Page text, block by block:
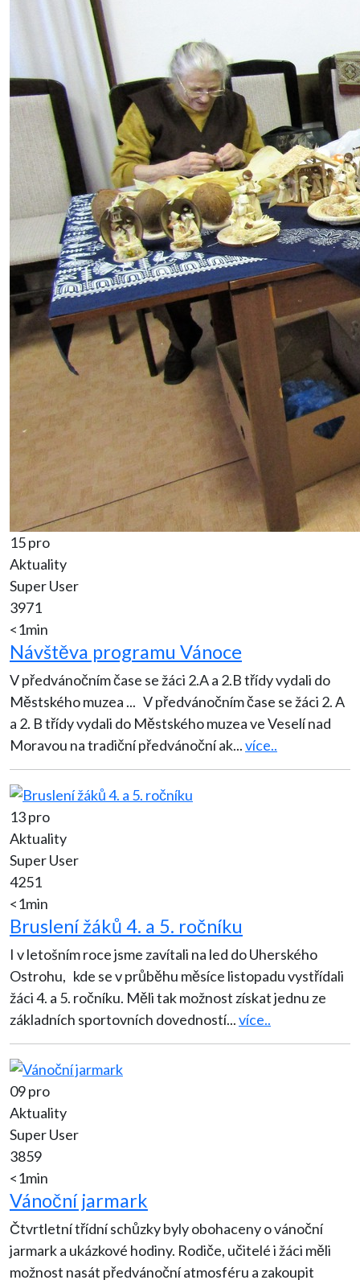
15 pro
Aktuality
Super User
3971
<1min
Návštěva programu Vánoce
V předvánočním čase se žáci 2.A a 2.B třídy vydali do
Městského muzea ... V předvánočním čase se žáci 2. A
a 2. B třídy vydali do Městského muzea ve Veselí nad
Moravou na tradiční předvánoční ak...více..
13 pro
Aktuality
Super User
4251
<1min
Bruslení žáků 4. a 5. ročníku
I v letošním roce jsme zavítali na led do Uherského
Ostrohu, kde se v průběhu měsíce listopadu vystřídali
žáci 4. a 5. ročníku. Měli tak možnost získat jednu ze
základních sportovních dovedností...více..
09 pro
Aktuality
Super User
3859
<1min
Vánoční jarmark
Čtvrtletní třídní schůzky byly obohaceny o vánoční
jarmark a ukázkové hodiny. Rodiče, učitelé i žáci měli
možnost nasát předvánoční atmosféru a zakoupit